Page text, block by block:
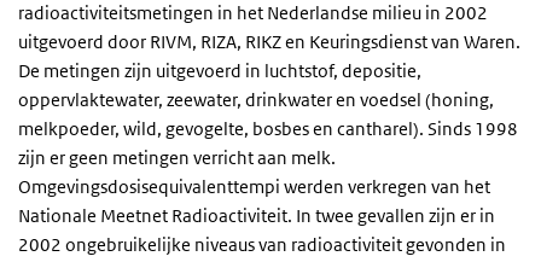
radioactiviteitsmetingen in het Nederlandse milieu in 2002
uitgevoerd door RIVM, RIZA, RIKZ en Keuringsdienst van Waren.
De metingen zijn uitgevoerd in luchtstof, depositie,
oppervlaktewater, zeewater, drinkwater en voedsel (honing,
melkpoeder, wild, gevogelte, bosbes en cantharel). Sinds 1998
zijn er geen metingen verricht aan melk.
Omgevingsdosisequivalenttempi werden verkregen van het
Nationale Meetnet Radioactiviteit. In twee gevallen zijn er in
2002 ongebruikelijke niveaus van radioactiviteit gevonden in